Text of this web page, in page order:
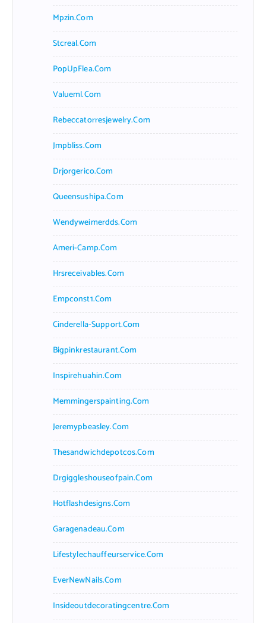
Mpzin.com
Stcreal.com
PopUpFlea.com
Valueml.com
Rebeccatorresjewelry.com
Jmpbliss.com
Drjorgerico.com
Queensushipa.com
Wendyweimerdds.com
Ameri-Camp.com
Hrsreceivables.com
Empconst1.com
Cinderella-Support.com
Bigpinkrestaurant.com
Inspirehuahin.com
Memmingerspainting.com
Jeremypbeasley.com
Thesandwichdepotcos.com
Drgiggleshouseofpain.com
Hotflashdesigns.com
Garagenadeau.com
Lifestylechauffeurservice.com
EverNewNails.com
Insideoutdecoratingcentre.com